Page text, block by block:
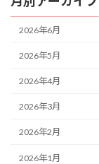
2026年6月
2026年5月
2026年4月
2026年3月
2026年2月
2026年1月